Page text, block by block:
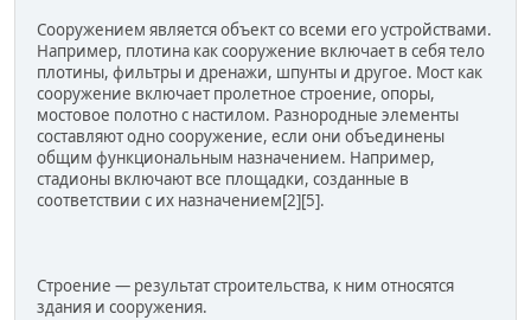
Сооружением является объект со всеми его устройствами.
Например, плотина как сооружение включает в себя тело
плотины, фильтры и дренажи, шпунты и другое. Мост как
сооружение включает пролетное строение, опоры,
мостовое полотно с настилом. Разнородные элементы
составляют одно сооружение, если они объединены
общим функциональным назначением. Например,
стадионы включают все площадки, созданные в
соответствии с их назначением[2][5].
Строение — результат строительства, к ним относятся
здания и сооружения.